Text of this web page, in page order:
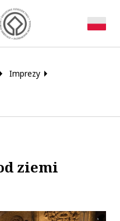
Imprezy
ziemi
2020-05-19 15:37:00